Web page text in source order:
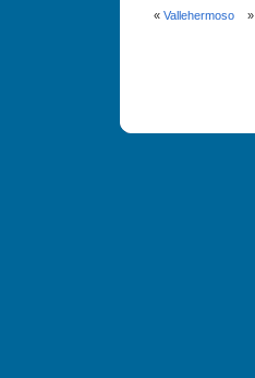
« Vallehermoso»